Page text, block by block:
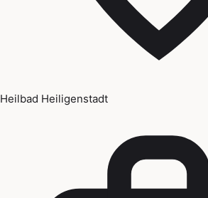
Heilbad Heiligenstadt